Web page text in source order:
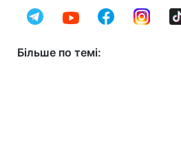
Більше по темі: